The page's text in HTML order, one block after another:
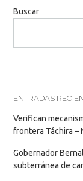
Buscar
ENTRADAS
Verifican
frontera Táchira –
Gobernador
subterránea de